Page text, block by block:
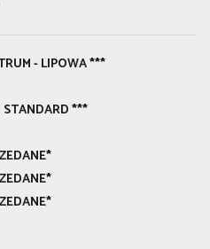
- LIPOWA ***
***